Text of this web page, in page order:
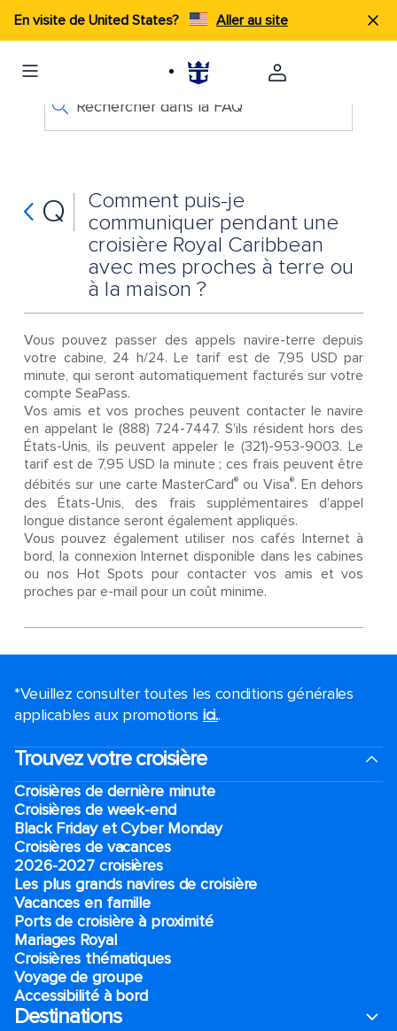
En visite de United States? Aller au site
Rechercher dans la FAQ
Q
Comment puis-je
communiquer pendant une
croisière Royal Caribbean
avec mes proches à terre ou
à la maison ?
Vous pouvez passer des appels navire-terre depuis
votre cabine, 24 h/24. Le tarif est de 7,95 USD par
minute, qui seront automatiquement facturés sur votre
compte SeaPass.
Vos amis et vos proches peuvent contacter le navire
en appelant le (888) 724-7447. S'ils résident hors des
États-Unis, ils peuvent appeler le (321)-953-9003. Le
tarif est de 7,95 USD la minute ; ces frais peuvent être
débités sur une carte MasterCard® ou Visa®. En dehors
des États-Unis, des frais supplémentaires d'appel
longue distance seront également appliqués.
Vous pouvez également utiliser nos cafés Internet à
bord, la connexion Internet disponible dans les cabines
ou nos Hot Spots pour contacter vos amis et vos
proches par e-mail pour un coût minime.
*Veuillez consulter toutes les conditions générales
applicables aux promotions ici..
Trouvez votre croisière
Croisières de dernière minute
Croisières de week-end
Black Friday et Cyber Monday
Croisières de vacances
2026-2027 croisières
Les plus grands navires de croisière
Vacances en famille
Ports de croisière à proximité
Mariages Royal
Croisières thématiques
Voyage de groupe​
Accessibilité à bord​
Destinations